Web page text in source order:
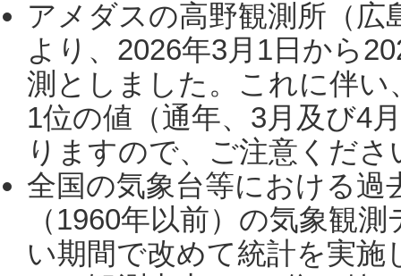
アメダスの高野観測所（
より、2026年3月1日から
測としました。これに伴い
1位の値（通年、3月及び4
りますので、ご注意くだ
全国の気象台等における過
（1960年以前）の気象観
い期間で改めて統計を実